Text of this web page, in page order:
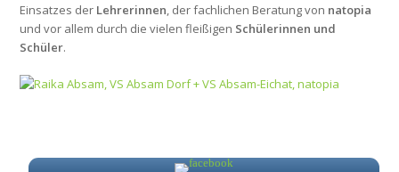
Einsatzes der Lehrerinnen, der fachlichen Beratung von natopia
und vor allem durch die vielen fleißigen Schülerinnen und
Schüler.